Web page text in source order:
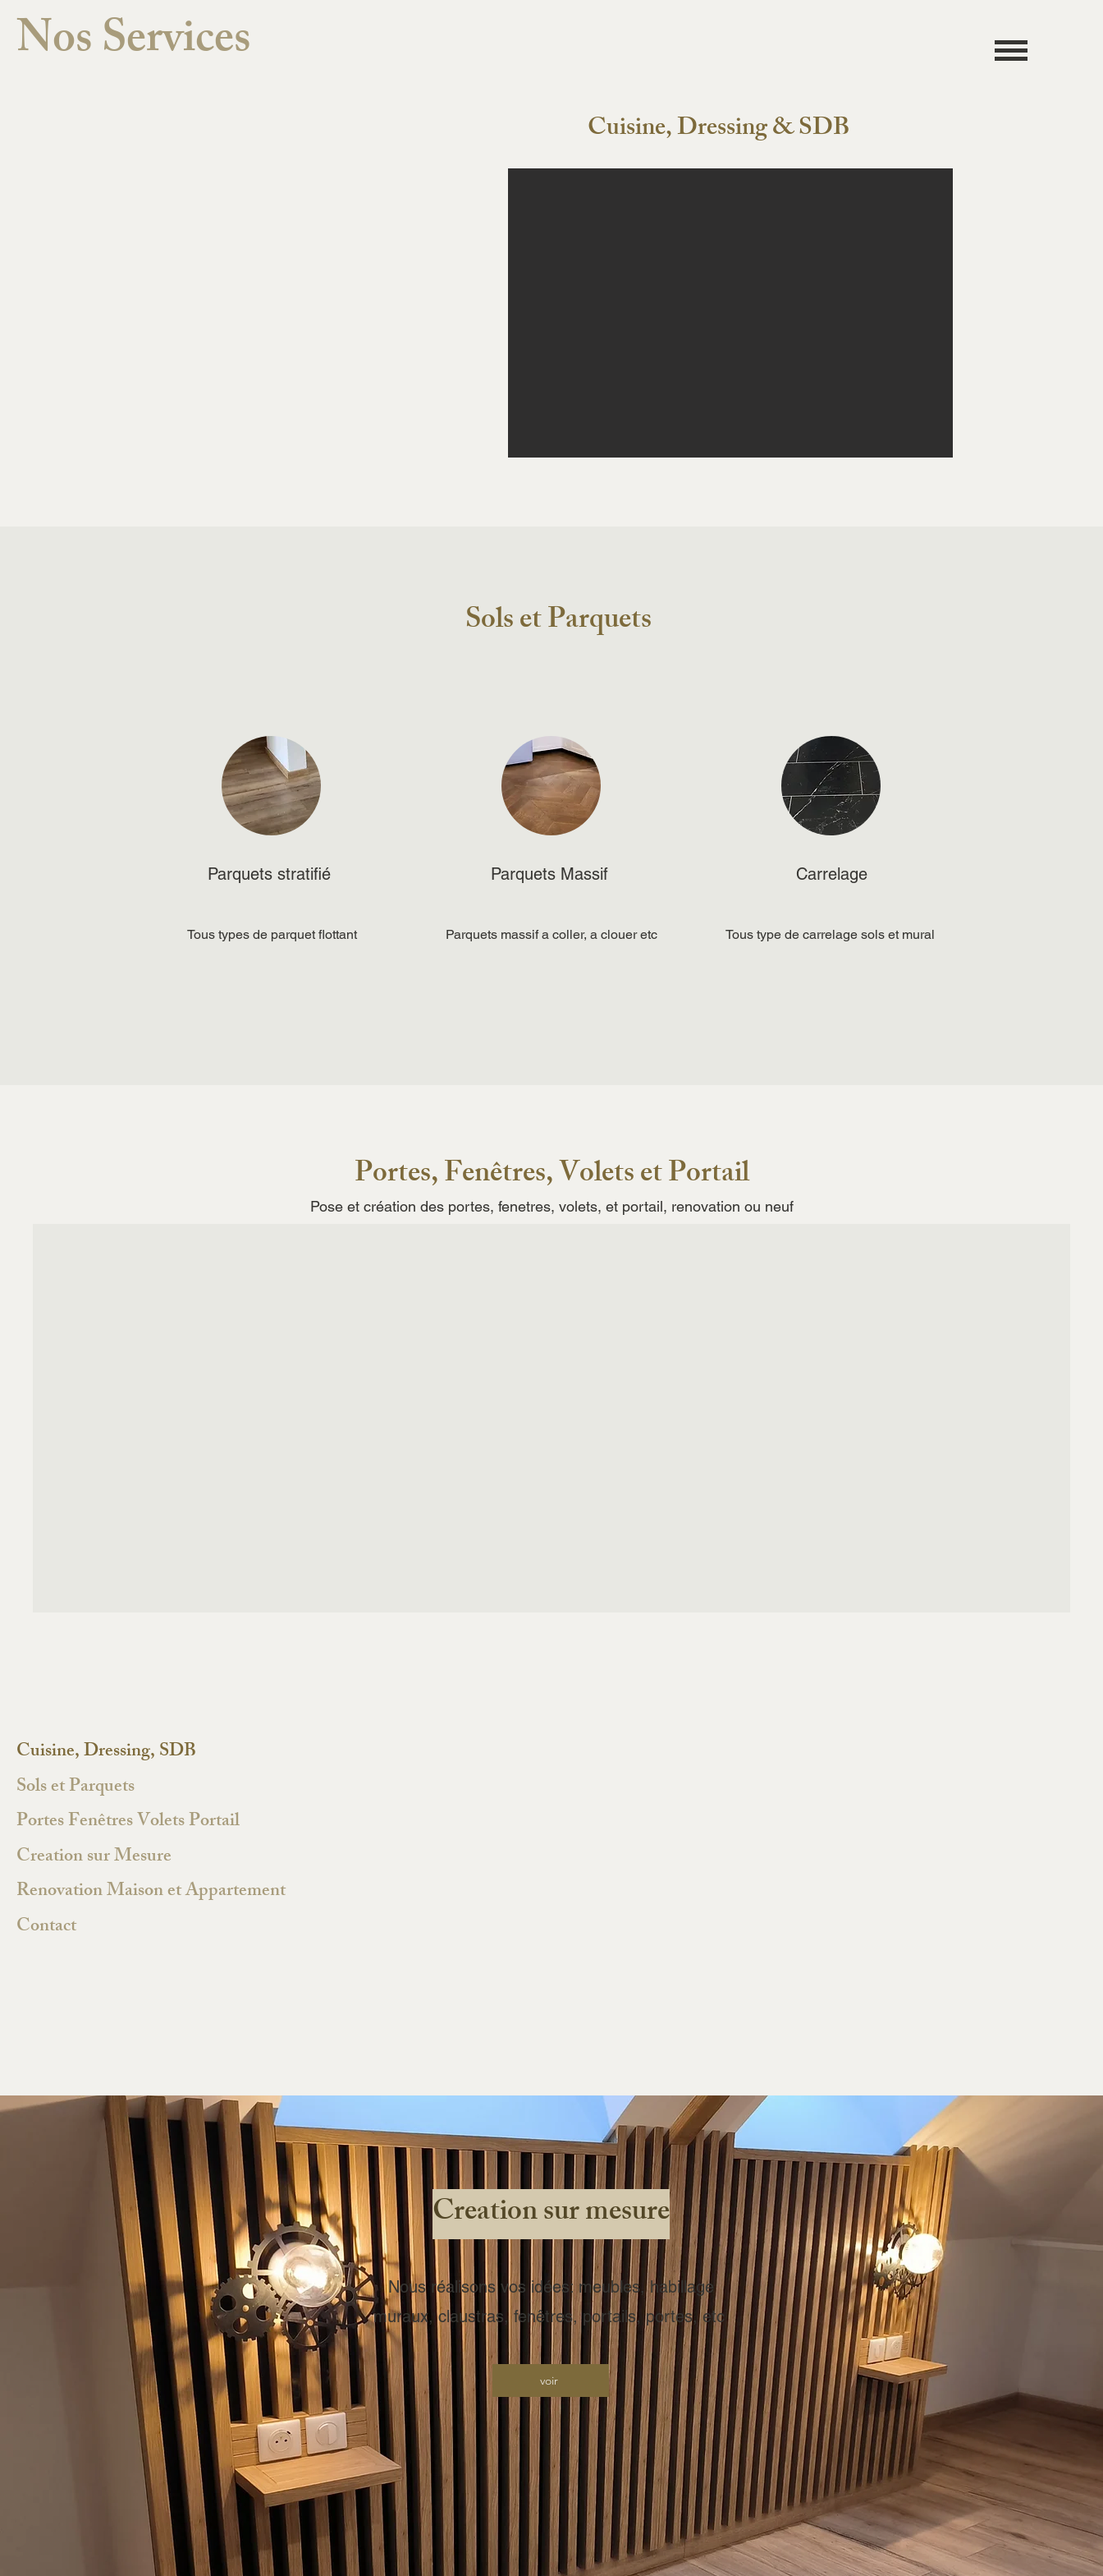
Nos Services
Cuisine, Dressing, SDB
Sols et Parquets
Portes Fenêtres Volets Portail
Creation sur Mesure
Renovation Maison et Appartement
Contact
Cuisine, Dressing & SDB
Sols et Parquets
Parquets stratifié
Tous types de parquet flottant
Parquets Massif Carrelage
Parquets massif a coller, a clouer etc Tous type de carrelage sols et mural
Portes, Fenêtres, Volets et Portail
Pose et création des portes, fenetres, volets, et portail, renovation ou neuf
Creation sur mesure
Nous réalisons vos idées: meubles, habillage
muraux, claustras, fenêtres, portails, portes, etc
voir